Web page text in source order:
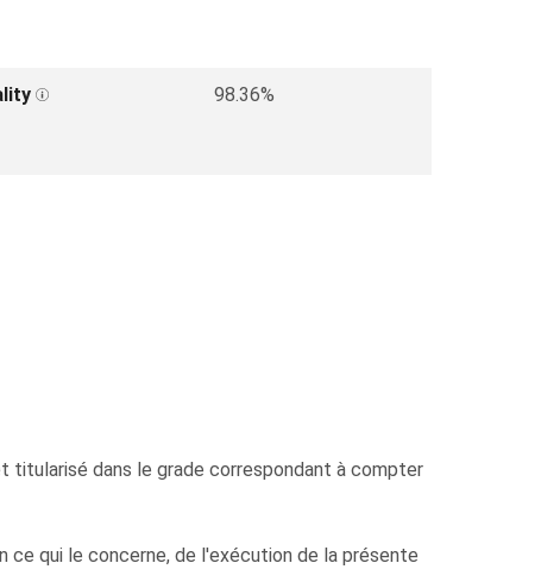
98.36%
titularisé dans le grade correspondant à compter
qui le concerne, de l'exécution de la présente